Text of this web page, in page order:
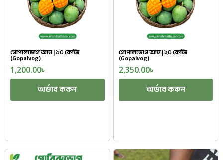
গোপালভোগ আম | ১০ কেজি
(Gopalvog)
1,200.00৳
অর্ডার করুন
গোপালভোগ আম | ২০ কেজি
(Gopalvog)
2,350.00৳
অর্ডার করুন